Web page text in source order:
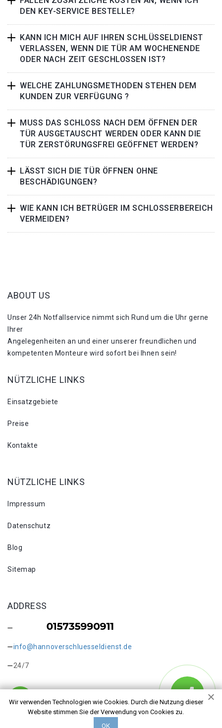
DEN KEY-SERVICE BESTELLE?
KANN ICH MICH AUF IHREN SCHLÜSSELDIENST
VERLASSEN, WENN DIE TÜR AM WOCHENENDE
ODER NACH ZEIT GESCHLOSSEN IST?
WELCHE ZAHLUNGSMETHODEN STEHEN DEM
KUNDEN ZUR VERFÜGUNG ?
MUSS DAS SCHLOSS NACH DEM ÖFFNEN DER
TÜR AUSGETAUSCHT WERDEN ODER KANN DIE
TÜR ZERSTÖRUNGSFREI GEÖFFNET WERDEN?
LÄSST SICH DIE TÜR ÖFFNEN OHNE
BESCHÄDIGUNGEN?
WIE KANN ICH BETRÜGER IM SCHLOSSERBEREICH
VERMEIDEN?
Wir verwenden Technologien wie Cookies. Durch die Nutzung dieser
Website stimmen Sie der Verwendung von Cookies zu.
ОК
ABOUT US
Unser 24h Notfallservice nimmt sich Rund um die Uhr gerne
Ihrer
Angelegenheiten an und einer unserer freundlichen und
kompetenten Monteure wird sofort bei Ihnen sein!
NÜTZLICHE LINKS
Einsatzgebiete
Preise
Kontakte
NÜTZLICHE LINKS
Impressum
Datenschutz
Blog
Sitemap
ADDRESS
info@hannoverschluesseldienst.de
24/7
Copyright © 2026 Schlüsseldienst in Hannover Mühlenberg.